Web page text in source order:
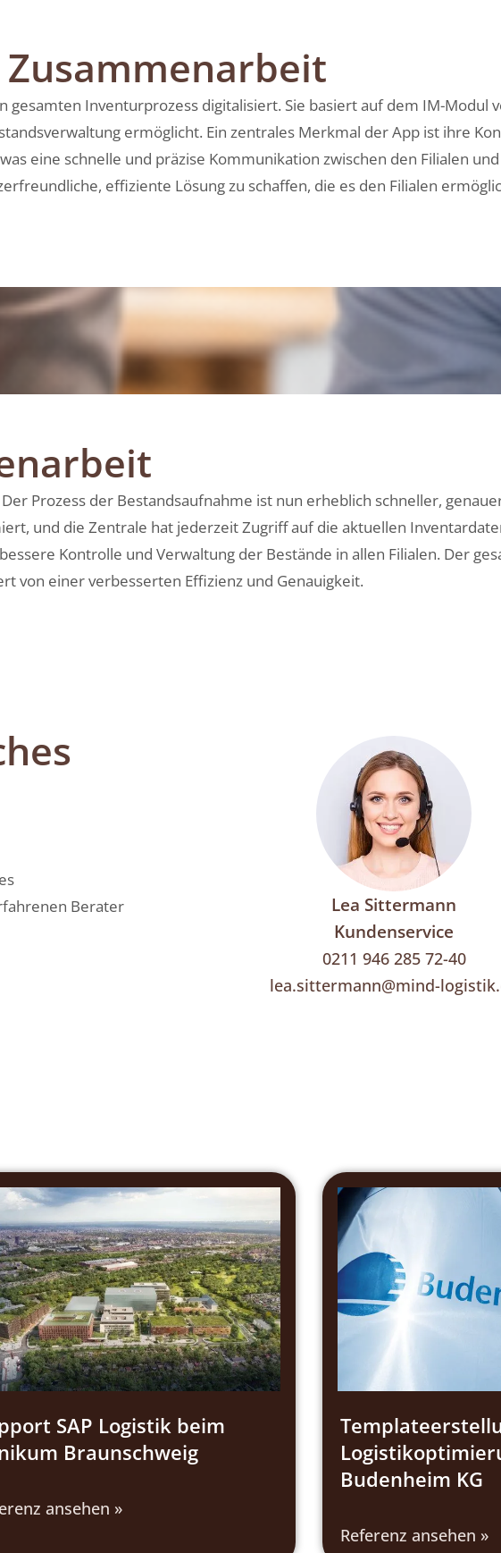
Inventurprozess digitalisiert. Sie basiert auf dem IM-Modul
ermöglicht. Ein zentrales Merkmal der App ist ihre
eine schnelle und präzise Kommunikation zwischen den Filialen
effiziente Lösung zu schaffen, die es den Filialen
Prozess der Bestandsaufnahme ist nun erheblich schneller,
und die Zentrale hat jederzeit Zugriff auf die aktuellen
Kontrolle und Verwaltung der Bestände in allen Filialen. Der
von einer verbesserten Effizienz und Genauigkeit.
Berater
Lea Sittermann
Kundenservice
0211 946 285 72-40
lea.sittermann@mind-
SAP Logistik beim
Braunschweig
ansehen »
Budenheim KG
Referenz ansehen »